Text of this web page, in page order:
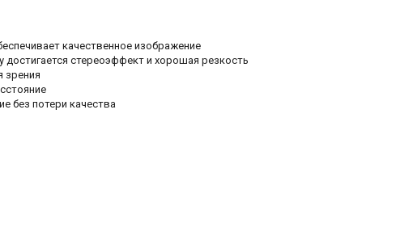
качественное изображение
достигается стереоэффект и хорошая резкость
зрения
без потери качества